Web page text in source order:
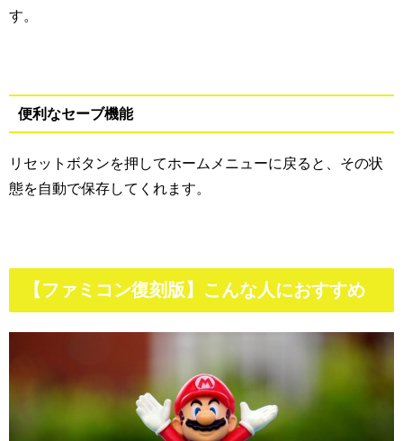
す。
便利なセーブ機能
リセットボタンを押してホームメニューに戻ると、その状
態を自動で保存してくれます。
【ファミコン復刻版】こんな人におすすめ